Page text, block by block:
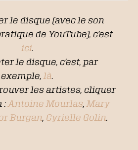
le disque (avec le son
de YouTube), c’est
ici.
le disque, c’est, par
exemple, là.
les artistes, cliquer
: Antoine Mourlas, Mary
Burgan, Cyrielle Golin.